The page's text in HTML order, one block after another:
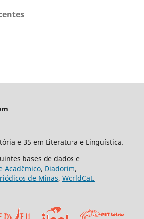
e B5 em Literatura e Linguística.
bases de dados e
Acadêmico, Diadorim,
de Minas, WorldCat.